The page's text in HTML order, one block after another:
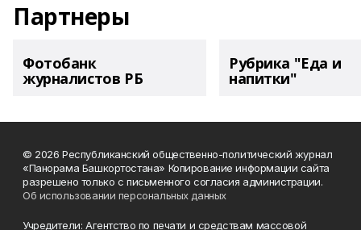
Партнеры
Фотобанк
журналистов РБ
Рубрика "Еда и
напитки"
© 2026 Республиканский общественно-политический журнал
«Панорама Башкортостана» Копирование информации сайта
разрешено только с письменного согласия администрации.
Об использовании персональных данных
Учредители: Агентство по печати и средствам массовой